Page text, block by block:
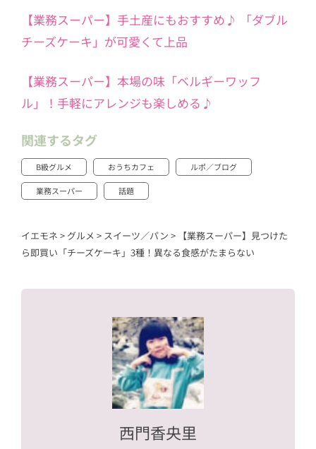
【業務スーパー】手土産にもおすすめ♪ 「ダブル
チーズケーキ」が可愛くて上品
【業務スーパー】本場の味「ベルギーワッフ
ル」！手軽にアレンジも楽しめる♪
関連するタグ
B級グルメ おうちカフェ ルポ／ブログ
業務スーパー 話題
イエモネ > グルメ > スイーツ／パン > 【業務スーパー】見つけた
ら即買い「チーズケーキ」3種！異なる食感がたまらない
西門香央里